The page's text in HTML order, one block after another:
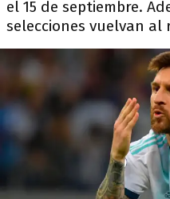
el 15 de septiembre.
selecciones vuelvan al